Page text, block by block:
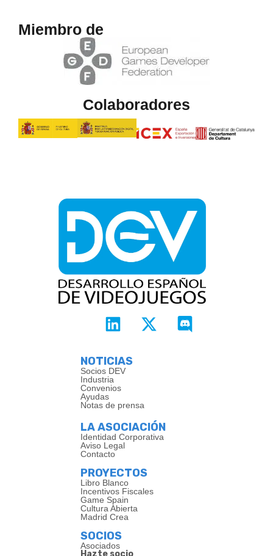
Miembro de
Colaboradores
NOTICIAS
Socios DEV
Industria
Convenios
Ayudas
Notas de prensa
LA ASOCIACIÓN
Identidad Corporativa
Aviso Legal
Contacto
PROYECTOS
Libro Blanco
Incentivos Fiscales
Game Spain
Cultura Abierta
Madrid Crea
SOCIOS
Asociados